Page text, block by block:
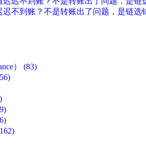
迟不到账？不是转账出了问题，是链选
）
(83)